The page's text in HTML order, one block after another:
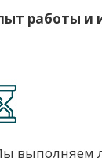
работы и
выполняем